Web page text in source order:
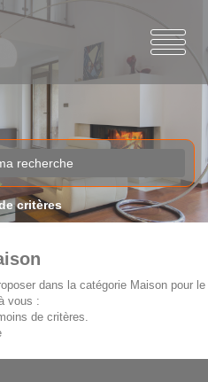
recherche
critères
dans la catégorie Maison pour le
vous :
de critères.